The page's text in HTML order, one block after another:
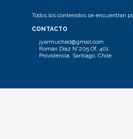
Todos los contenidos se encuentran
CONTACTO
jyarmuched@gmail.com
Román Díaz N°205 Of. 401.
Providencia, Santiago, Chile